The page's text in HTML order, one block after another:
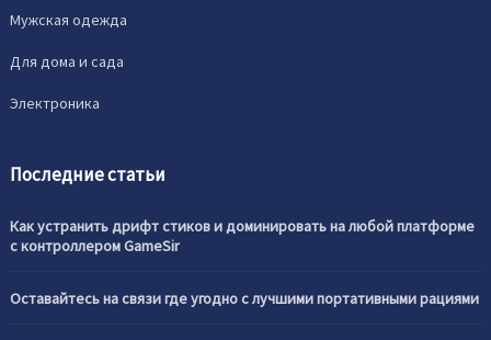
Мужская одежда
Для дома и сада
Электроника
Последние статьи
Как устранить дрифт стиков и доминировать на любой платформе
с контроллером GameSir
Оставайтесь на связи где угодно с лучшими портативными рациями